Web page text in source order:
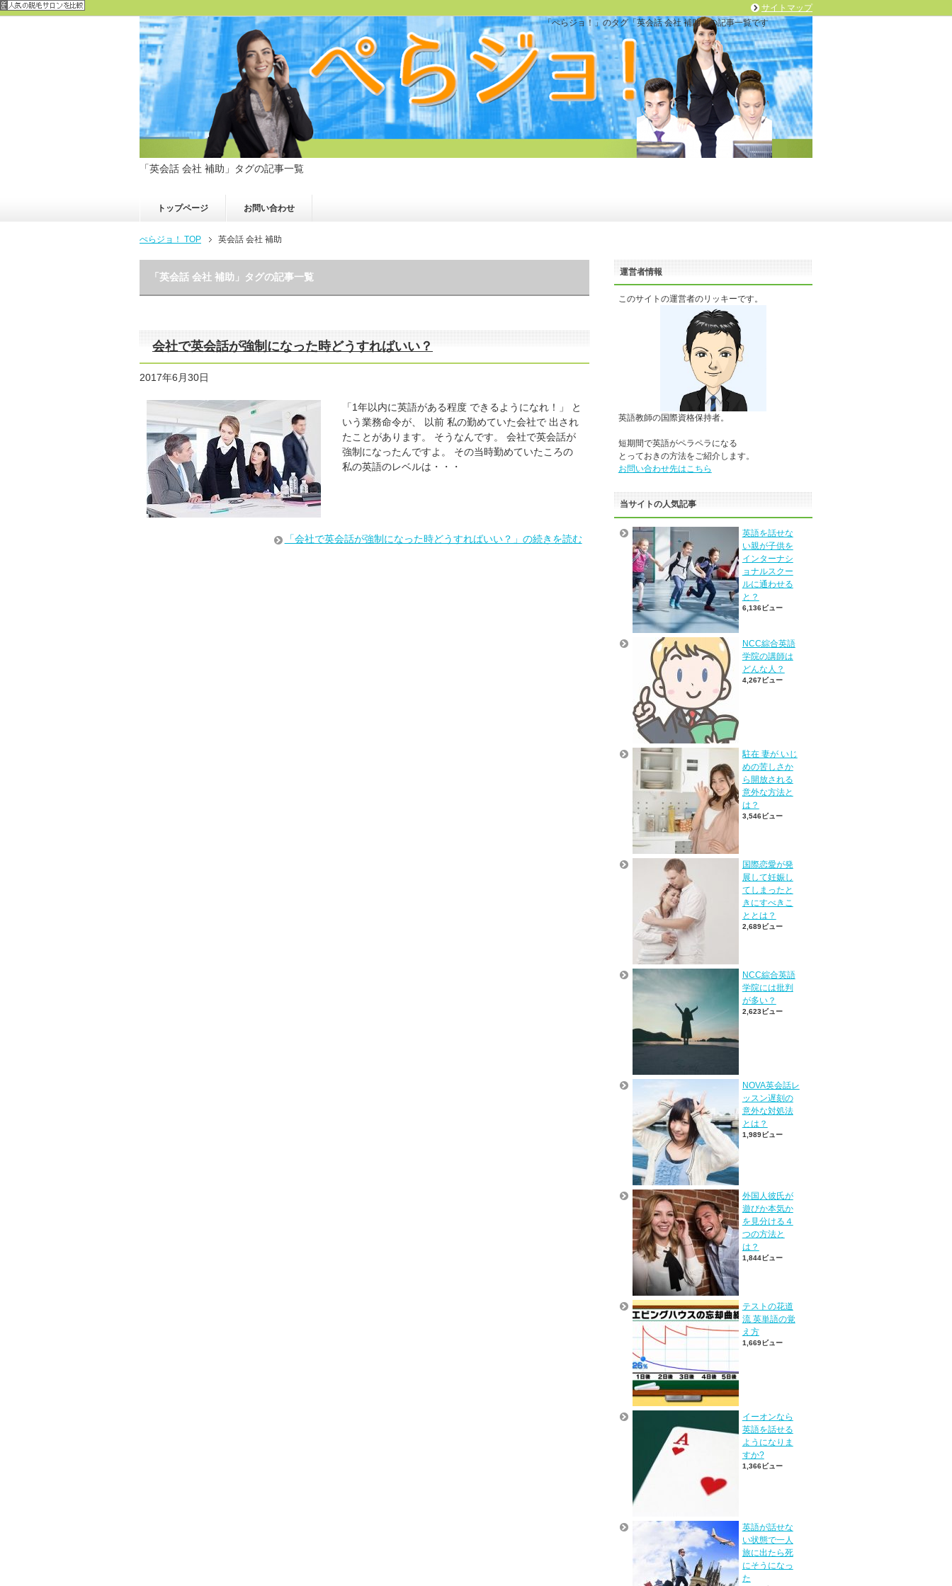
「英会話 会社 補助」タグの記事一覧
「ぺらジョ！」のタグ「英会話 会社 補助」の記事一覧です
トップページ お問い合わせ
ぺらジョ！ TOP 英会話 会社 補助
「英会話 会社 補助」タグの記事一覧
会社で英会話が強制になった時どうすればいい？
2017年6月30日
「1年以内に英語がある程度 できるようになれ！」 と
いう業務命令が、 以前 私の勤めていた会社で 出され
たことがあります。 そうなんです。 会社で英会話が
強制になったんですよ。 その当時勤めていたころの
私の英語のレベルは・・・
「会社で英会話が強制になった時どうすればいい？」の続きを読む
運営者情報
このサイトの運営者のリッキーです。
英語教師の国際資格保持者。
短期間で英語がペラペラになる
とっておきの方法をご紹介します。
お問い合わせ先はこちら
当サイトの人気記事
英語を話せな
い親が子供を
インターナシ
ョナルスクー
ルに通わせる
と？
6,136ビュー
NCC綜合英語
学院の講師は
どんな人？
4,267ビュー
駐在 妻が いじ
めの苦しさか
ら開放される
意外な方法と
は？
3,546ビュー
国際恋愛が発
展して妊娠し
てしまったと
きにすべきこ
ととは？
2,689ビュー
NCC綜合英語
学院には批判
が多い？
2,623ビュー
NOVA英会話レ
ッスン遅刻の
意外な対処法
とは？
1,989ビュー
外国人彼氏が
遊びか本気か
を見分ける４
つの方法と
は？
1,844ビュー
テストの花道
流 英単語の覚
え方
1,669ビュー
イーオンなら
英語を話せる
ようになりま
すか?
1,366ビュー
英語が話せな
い状態で一人
旅に出たら死
にそうになっ
た
サイトマップ